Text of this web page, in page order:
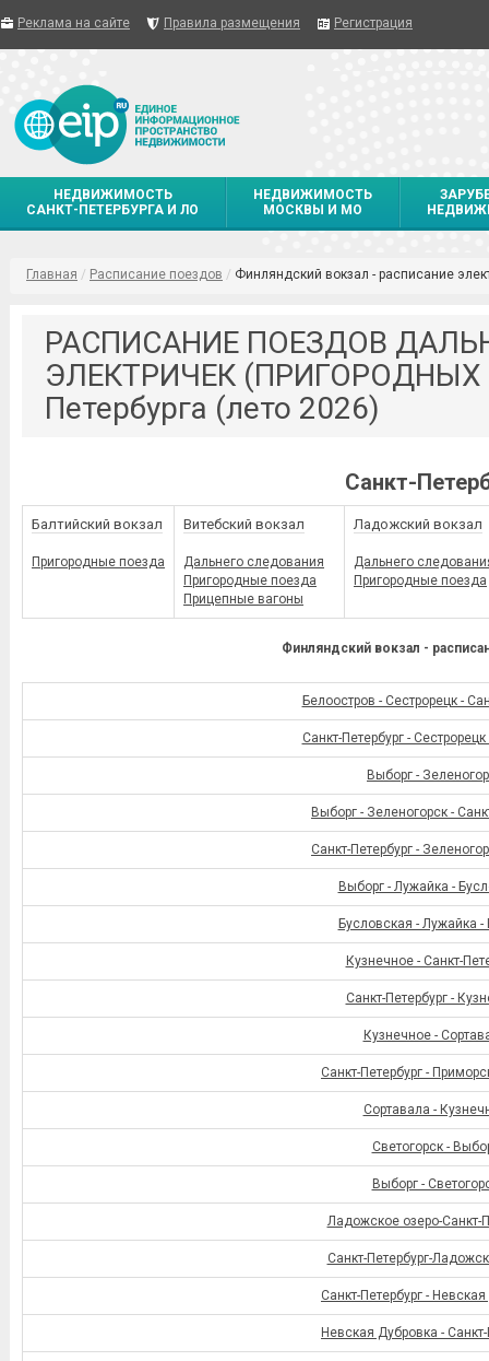
Реклама на сайте Правила размещения Регистрация
НЕДВИЖИМОСТЬ
САНКТ-ПЕТЕРБУРГА И ЛО
НЕДВИЖИМОСТЬ
МОСКВЫ И МО
Главная / Расписание поездов / Финляндский вокзал - расписание
РАСПИСАНИЕ ПОЕЗДОВ
ЭЛЕКТРИЧЕК (ПРИГОРОДНЫХ
Петербурга (лето 2026)
Санкт-
Балтийский вокзал
Пригородные поезда
Витебский вокзал
Дальнего следования
Пригородные поезда
Прицепные вагоны
Ладожский вокзал
Дальнего
Пригородные поезда
Финляндский вокзал -
Белоостров - Сестрорецк -
Санкт-Петербург -
Выборг -
Выборг - Зеленогорск -
Санкт-Петербург -
Выборг - Лужайка -
Бусловская - Лужайка -
Кузнечное - Санкт-
Санкт-Петербург -
Кузнечное -
Санкт-Петербург -
Сортавала -
Светогорск -
Выборг -
Ладожское озеро-Санкт-
Санкт-Петербург-
Санкт-Петербург -
Невская Дубровка - Санкт-